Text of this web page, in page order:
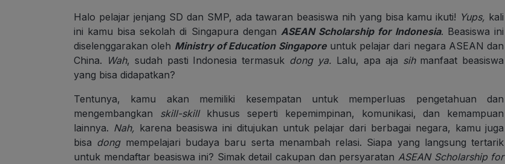
Halo pelajar jenjang SD dan SMP, ada tawaran beasiswa nih yang bisa kamu ikuti! Yups, kali
ini kamu bisa sekolah di Singapura dengan ASEAN Scholarship for Indonesia. Beasiswa ini
diselenggarakan oleh Ministry of Education Singaporeuntuk pelajar dari negara ASEAN dan
China. Wah, sudah pasti Indonesia termasuk dong ya. Lalu, apa aja sihmanfaat beasiswa
yang bisa didapatkan?
Tentunya, kamu akan memiliki kesempatan untuk memperluas pengetahuan dan
mengembangkan skill-skill khusus seperti kepemimpinan, komunikasi, dan kemampuan
lainnya. Nah, karena beasiswa ini ditujukan untuk pelajar dari berbagai negara, kamu juga
bisa dongmempelajari budaya baru serta menambah relasi. Siapa yang langsung tertarik
untuk mendaftar beasiswa ini? Simak detail cakupan dan persyaratan ASEAN Scholarship for